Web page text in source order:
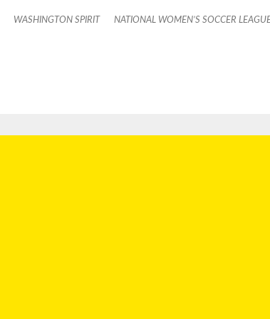
WASHINGTON SPIRIT NATIONAL WOMEN’S SOCCER